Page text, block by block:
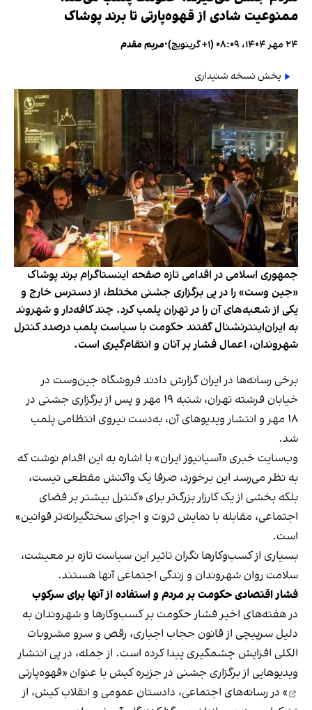
ممنوعیت شادی از قهوه‌پارتی تا برند پوشاک
۲۴ مهر ۱۴۰۴، ۰۸:۰۹ (‎+۱ گرینویچ) •مریم مقدم
پخش نسخه شنیداری
جمهوری اسلامی در اقدامی تازه صفحه اینستاگرام برند پوشاک
«جین وست» را در پی برگزاری جشنی مختلط، از دسترس خارج و
یکی از شعبه‌های آن را در تهران پلمب کرد. چند کافه‌‌دار و شهروند
به ایران‌اینترنشنال گفتند حکومت با سیاست پلمب درصدد کنترل
شهروندان، اعمال فشار بر آنان و انتقام‌گیری است.
برخی رسانه‌ها در ایران گزارش دادند فروشگاه جین‌وست در
خیابان فرشته تهران، شنبه ۱۹ مهر و پس از برگزاری جشنی در
۱۸ مهر و انتشار ویدیوهای آن، به‌دست نیروی انتظامی پلمب
شد.
وب‌سایت خبری «آسیانیوز ایران» با اشاره به این اقدام نوشت که
به نظر می‌رسد این برخورد، صرفا یک واکنش مقطعی نیست،
بلکه بخشی از یک کارزار بزرگ‌تر برای «کنترل بیشتر بر فضای
اجتماعی، مقابله با نمایش ثروت و اجرای سختگیرانه‌تر قوانین»
است.
بسیاری از کسب‌وکارها نگران تاثیر این سیاست‌ تازه بر معیشت،
سلامت روان شهروندان و زندگی اجتماعی آنها هستند.
فشار اقتصادی حکومت بر مردم و استفاده از آنها برای سرکوب
در هفته‌های اخیر فشار حکومت بر کسب‌وکارها و شهروندان به
دلیل سرپیچی از قانون حجاب اجباری، رقص و سرو مشروبات
الکلی افزایش چشمگیری پیدا کرده است. از جمله، در پی انتشار
ویدیوهایی از برگزاری جشنی در جزیره کیش با عنوان «قهوه‌پارتی
» در رسانه‌های اجتماعی، دادستان عمومی و انقلاب کیش، از